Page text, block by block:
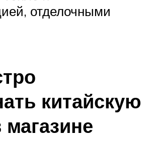
отделочными
китайскую